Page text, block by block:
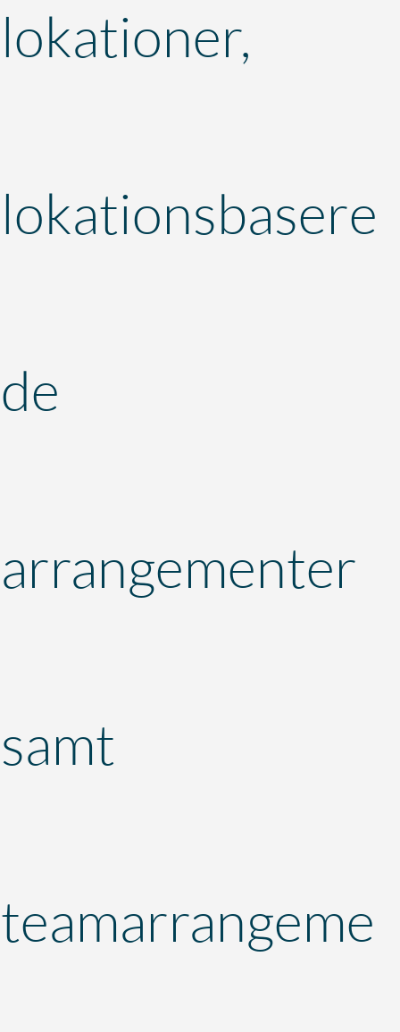
lokationer,
lokationsbasere
de
arrangementer
samt
teamarrangeme